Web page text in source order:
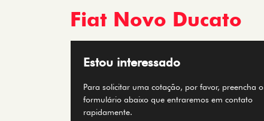
Fiat Novo Ducato
Estou interessado
Para solicitar uma cotação, por favor, preencha o
formulário abaixo que entraremos em contato
rapidamente.